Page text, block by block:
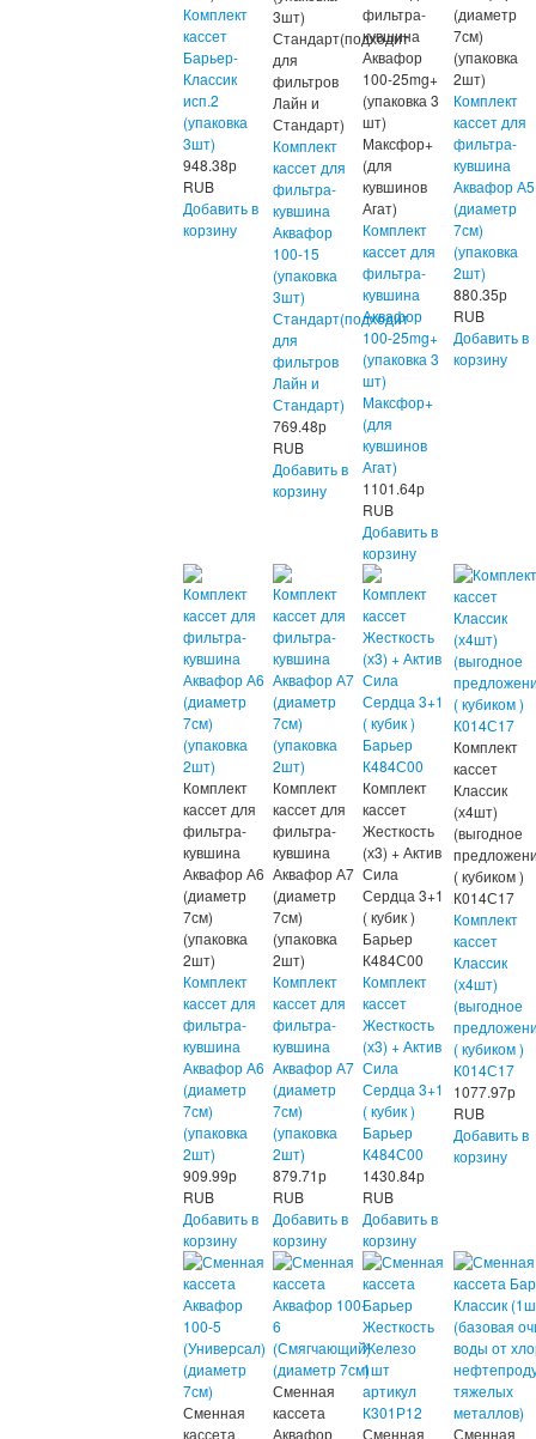
Комплект
кассет
Барьер-
Классик
исп.2
(упаковка
3шт)
948.38р
RUB
Добавить в
корзину
3шт)
Стандарт(подходит
для
фильтров
Лайн и
Стандарт)
Комплект
кассет для
фильтра-
кувшина
Аквафор
100-15
(упаковка
3шт)
Стандарт(подходит
для
фильтров
Лайн и
Стандарт)
769.48р
RUB
Добавить в
корзину
фильтра-
кувшина
Аквафор
100-25mg+
(упаковка 3
шт)
Максфор+
(для
кувшинов
Агат)
Комплект
кассет для
фильтра-
кувшина
Аквафор
100-25mg+
(упаковка 3
шт)
Максфор+
(для
кувшинов
Агат)
1101.64р
RUB
Добавить в
корзину
(диаметр
7см)
(упаковка
2шт)
Комплект
кассет для
фильтра-
кувшина
Аквафор А5
(диаметр
7см)
(упаковка
2шт)
880.35р
RUB
Добавить в
корзину
Комплект
кассет для
фильтра-
кувшина
Аквафор А6
(диаметр
7см)
(упаковка
2шт)
Комплект
кассет для
фильтра-
кувшина
Аквафор А6
(диаметр
7см)
(упаковка
2шт)
909.99р
RUB
Добавить в
корзину
Комплект
кассет для
фильтра-
кувшина
Аквафор А7
(диаметр
7см)
(упаковка
2шт)
Комплект
кассет для
фильтра-
кувшина
Аквафор А7
(диаметр
7см)
(упаковка
2шт)
879.71р
RUB
Добавить в
корзину
Комплект
кассет
Жесткость
(х3) + Актив
Сила
Сердца 3+1
( кубик )
Барьер
К484С00
Комплект
кассет
Жесткость
(х3) + Актив
Сила
Сердца 3+1
( кубик )
Барьер
К484С00
1430.84р
RUB
Добавить в
корзину
Комплект
кассет
Классик
(х4шт)
(выгодное
( кубиком )
К014С17
Комплект
кассет
Классик
(х4шт)
(выгодное
( кубиком )
К014С17
1077.97р
RUB
Добавить в
корзину
Сменная
кассета
Сменная
кассета
Аквафор
Сменная
Сменная